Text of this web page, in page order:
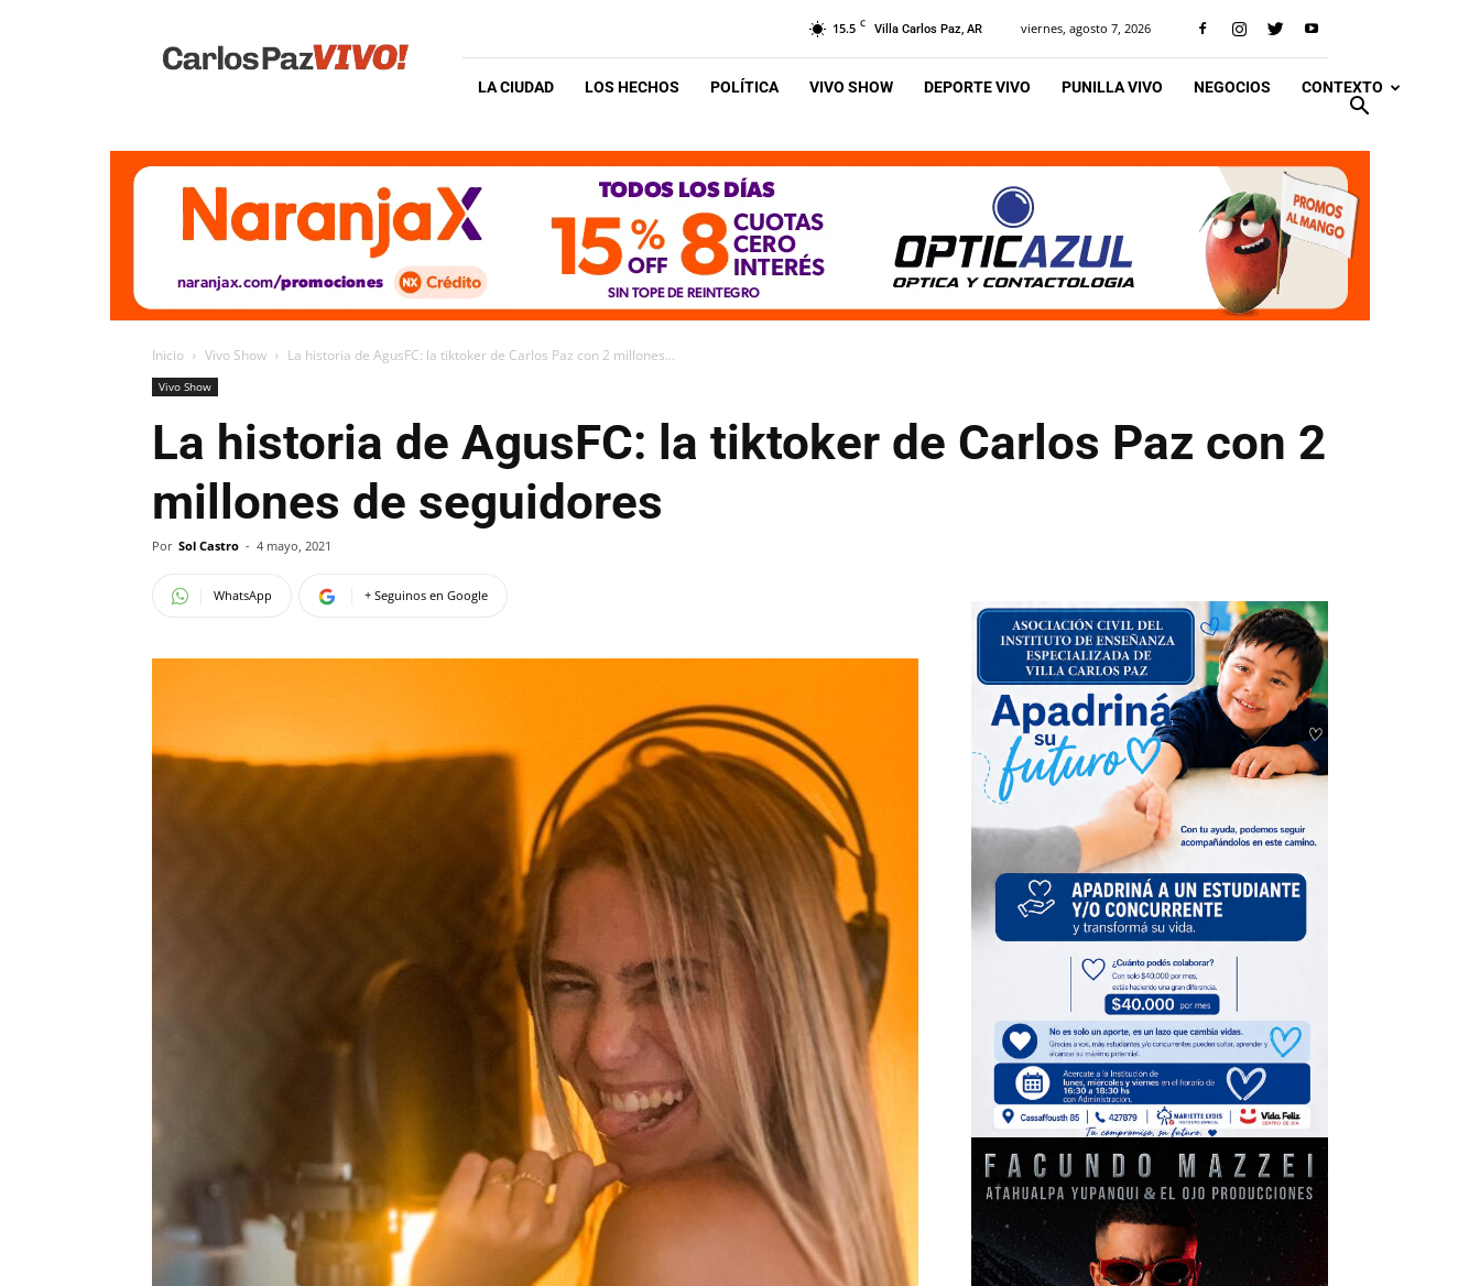
Vivo
15.5 C Villa Carlos Paz, AR viernes, agosto 7, 2026
LA CIUDAD LOS HECHOS POLÍTICA VIVO SHOW DEPORTE VIVO PUNILLA VIVO NEGOCIOS CONTEXTO
Inicio Vivo Show La historia de AgusFC: la tiktoker de Carlos Paz con 2 millones...
Vivo Show
La historia de AgusFC: la tiktoker de Carlos Paz con 2
millones de seguidores
Por Sol Castro - 4 mayo, 2021
WhatsApp + Seguinos en Google